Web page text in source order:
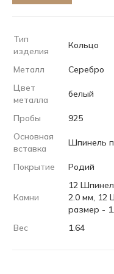
Тип
изделия
Кольцо
Металл
Серебро
Цвет
металла
белый
Пробы
925
Основная
вставка
Шпинель
Покрытие Родий
Камни
12
2.0 мм, 12
размер -
Вес
1.64